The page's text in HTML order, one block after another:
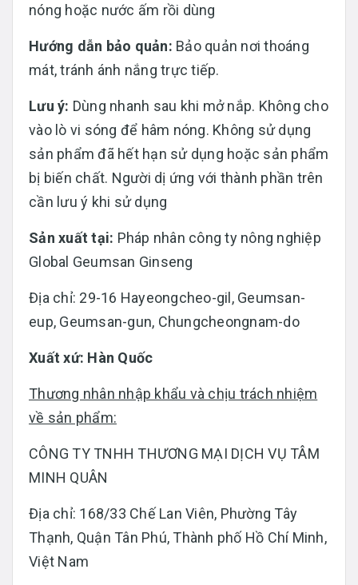
nóng hoặc nước ấm rồi dùng
Hướng dẫn bảo quản: Bảo quản nơi thoáng
mát, tránh ánh nắng trực tiếp.
Lưu ý: Dùng nhanh sau khi mở nắp. Không cho
vào lò vi sóng để hâm nóng. Không sử dụng
sản phẩm đã hết hạn sử dụng hoặc sản phẩm
bị biến chất. Người dị ứng với thành phần trên
cần lưu ý khi sử dụng
Sản xuất tại: Pháp nhân công ty nông nghiệp
Global Geumsan Ginseng
Địa chỉ: 29-16 Hayeongcheo-gil, Geumsan-
eup, Geumsan-gun, Chungcheongnam-do
Xuất xứ: Hàn Quốc
Thương nhân nhập khẩu và chịu trách nhiệm
về sản phẩm:
CÔNG TY TNHH THƯƠNG MẠI DỊCH VỤ TÂM
MINH QUÂN
Địa chỉ: 168/33 Chế Lan Viên, Phường Tây
Thạnh, Quận Tân Phú, Thành phố Hồ Chí Minh,
Việt Nam